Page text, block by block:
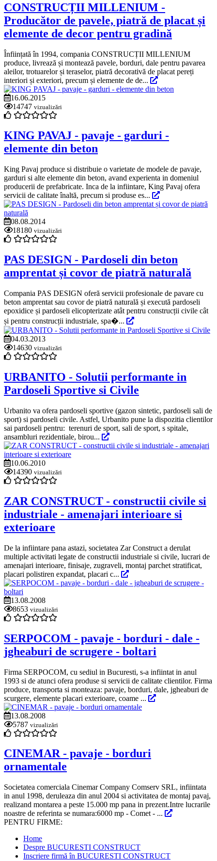
CONSTRUCȚII MILLENIUM -
Producător de pavele, piatră de placat și
elemente de decor pentru gradină
Înființată în 1994, compania CONSTRUCȚII MILLENIUM
produce, livrează și montează pavele, borduri, dale pentru pavarea
aleilor, trotuarelor și teraselor, piatră decorativă de placat pereți
interiori și exteriori, precum și elemente de de...
16.06.2015
14747 vizualizări
KING PAVAJ - pavaje - garduri -
elemente din beton
King Pavaj produce si distribuie o varietate de modele de pavaje,
garduri si alte elemente din beton, avand experienta in domeniul
producerii de prefabricate. Inca de la infiintare, King Pavaj ofera
servicii de calitate înaltă, precum si produse es...
08.08.2014
18180 vizualizări
PAS DESIGN - Pardoseli din beton
amprentat și covor de piatră naturală
Compania PAS DESIGN oferă servicii profesionale de pavare cu
beton amprentat sau covor de piatră naturală și execută pardoseli
epoxidice și pardoseli elicopterizate atât pentru construcții civile cât
și pentru construcții industriale, spa�...
04.03.2013
14630 vizualizări
URBANITO - Solutii performante in
Pardoseli Sportive si Civile
Urbanito va ofera pardoseli sportive (gazon sintetic, pardoseli sali de
sport) si pardoseli civile. Astfel, Urbanito pune la dispozitia clientilor
sai pardoseli pentru: terenuri de sport, sali de sport, s spitale,
ansambluri rezidentiale, birou...
10.06.2010
14390 vizualizări
ZAR CONSTRUCT - constructii civile si
industriale - amenajari interioare si
exterioare
De la infiintare pana astazi, societatea Zar Construct a derulat
multiple activitati legate de constructii industriale si civile, lucrari de
amenajari interioare, finisaje, zugraveli, montaj parchet stratificat,
placari polistiren expandat, placari c...
13.08.2008
8653 vizualizări
SERPOCOM - pavaje - borduri - dale -
jgheaburi de scrugere - boltari
Firma SERPOCOM, cu sediul in Bucuresti, s-a infiintat in anul
1993 si de atunci ofera produse si servicii de calitate clientilor. Firma
produce, transporta si monteaza: pavaje, borduri, dale, jgheaburi de
scurgere, elemente placari exterioare, coame ...
13.08.2008
5787 vizualizări
CINEMAR - pavaje - borduri
ornamentale
Societatea comerciala Cinemar Company Comserv SRL, infiintata
in anul 1998, deruleaza din anul 2004 si activitatea de montaj pavaj,
realizand montarea a peste 15.000 mp pana in prezent.Intre lucrarile
noastre de referinta se numara:6000 mp - Comet - ...
PENTRU FIRME:
Home
Despre BUCURESTI CONSTRUCT
Inscriere firmă în BUCURESTI CONSTRUCT